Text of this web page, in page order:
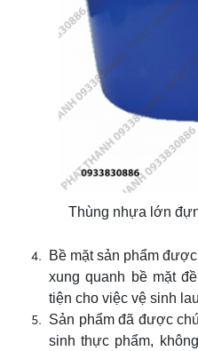
Thùng nhựa lớn
Bề mặt sản phẩm
xung quanh bề mặt
tiện cho việc vệ sinh
Sản phẩm đã được
sinh thực phẩm,